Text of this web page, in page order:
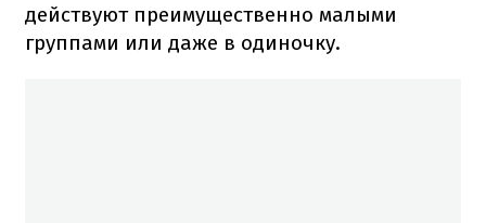
действуют преимущественно малыми
группами или даже в одиночку.